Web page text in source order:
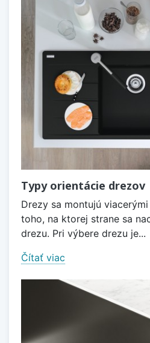
Typy orientácie drezov
Drezy sa montujú
toho, na ktorej strane sa
drezu. Pri výbere drezu je...
Čítať viac